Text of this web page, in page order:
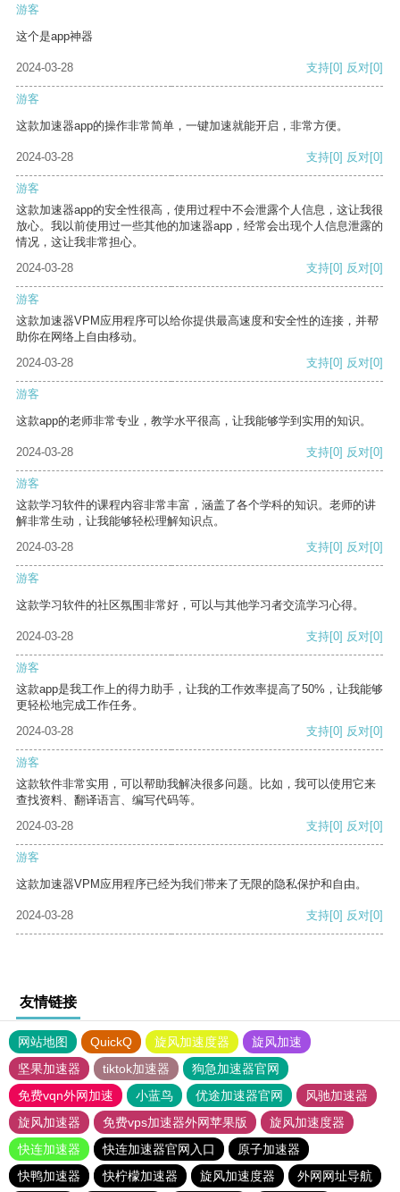
游客
这个是app神器
2024-03-28 支持[0] 反对[0]
游客
这款加速器app的操作非常简单，一键加速就能开启，非常方便。
2024-03-28 支持[0] 反对[0]
游客
这款加速器app的安全性很高，使用过程中不会泄露个人信息，这让我很
放心。我以前使用过一些其他的加速器app，经常会出现个人信息泄露的
情况，这让我非常担心。
2024-03-28
支持[0] 反对[0]
游客
这款加速器VPM应用程序可以给你提供最高速度和安全性的连接，并帮
助你在网络上自由移动。
2024-03-28
支持[0] 反对[0]
游客
这款app的老师非常专业，教学水平很高，让我能够学到实用的知识。
2024-03-28 支持[0] 反对[0]
游客
这款学习软件的课程内容非常丰富，涵盖了各个学科的知识。老师的讲
解非常生动，让我能够轻松理解知识点。
2024-03-28
支持[0] 反对[0]
游客
这款学习软件的社区氛围非常好，可以与其他学习者交流学习心得。
2024-03-28 支持[0] 反对[0]
游客
这款app是我工作上的得力助手，让我的工作效率提高了50%，让我能够
更轻松地完成工作任务。
2024-03-28
支持[0] 反对[0]
游客
这款软件非常实用，可以帮助我解决很多问题。比如，我可以使用它来
查找资料、翻译语言、编写代码等。
2024-03-28
支持[0] 反对[0]
游客
这款加速器VPM应用程序已经为我们带来了无限的隐私保护和自由。
2024-03-28 支持[0] 反对[0]
友情链接
网站地图 QuickQ 旋风加速度器
旋风加速
坚果加速器
tiktok加速器
狗急加速器官网
免费vqn外网加速
小蓝鸟 优途加速器官网
风驰加速器
旋风加速器
免费vps加速器外网苹果版
旋风加速度器
快连加速器
快连加速器官网入口
原子加速器
快鸭加速器
快柠檬加速器 旋风加速度器 外网网址导航